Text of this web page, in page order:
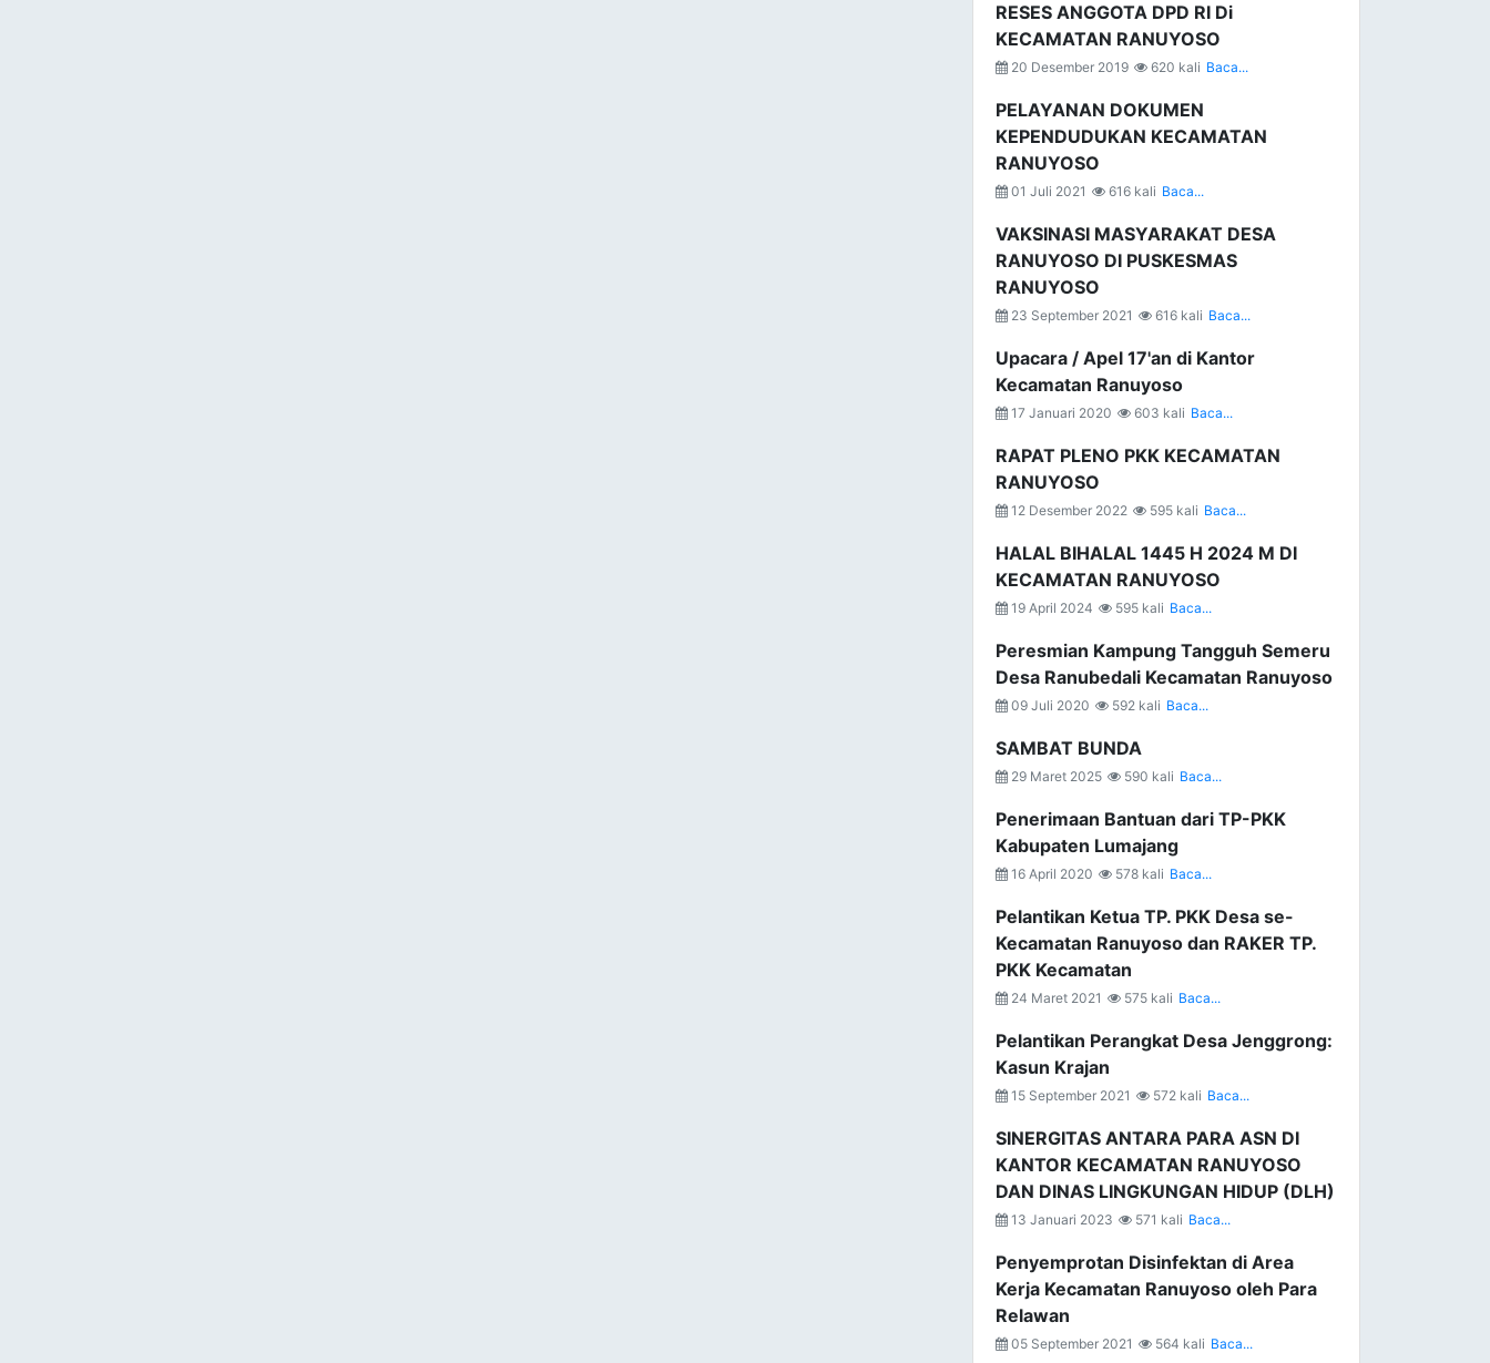
RESES ANGGOTA DPD RI Di
KECAMATAN RANUYOSO
20 Desember 2019 620 kali Baca...
PELAYANAN DOKUMEN
KEPENDUDUKAN KECAMATAN
RANUYOSO
01 Juli 2021 616 kali Baca...
VAKSINASI MASYARAKAT DESA
RANUYOSO DI PUSKESMAS
RANUYOSO
23 September 2021 616 kali Baca...
Upacara / Apel 17'an di Kantor
Kecamatan Ranuyoso
17 Januari 2020 603 kali Baca...
RAPAT PLENO PKK KECAMATAN
RANUYOSO
12 Desember 2022 595 kali Baca...
HALAL BIHALAL 1445 H 2024 M DI
KECAMATAN RANUYOSO
19 April 2024 595 kali Baca...
Peresmian Kampung Tangguh Semeru
Desa Ranubedali Kecamatan Ranuyoso
09 Juli 2020 592 kali Baca...
SAMBAT BUNDA
29 Maret 2025 590 kali Baca...
Penerimaan Bantuan dari TP-PKK
Kabupaten Lumajang
16 April 2020 578 kali Baca...
Pelantikan Ketua TP. PKK Desa se-
Kecamatan Ranuyoso dan RAKER TP.
PKK Kecamatan
24 Maret 2021 575 kali Baca...
Pelantikan Perangkat Desa Jenggrong:
Kasun Krajan
15 September 2021 572 kali Baca...
SINERGITAS ANTARA PARA ASN DI
KANTOR KECAMATAN RANUYOSO
DAN DINAS LINGKUNGAN HIDUP (DLH)
13 Januari 2023 571 kali Baca...
Penyemprotan Disinfektan di Area
Kerja Kecamatan Ranuyoso oleh Para
Relawan
05 September 2021 564 kali Baca...